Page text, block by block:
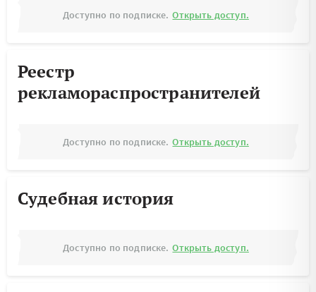
Доступно по подписке. Открыть доступ.
Реестр
рекламораспространителей
Доступно по подписке. Открыть доступ.
Судебная история
Доступно по подписке. Открыть доступ.